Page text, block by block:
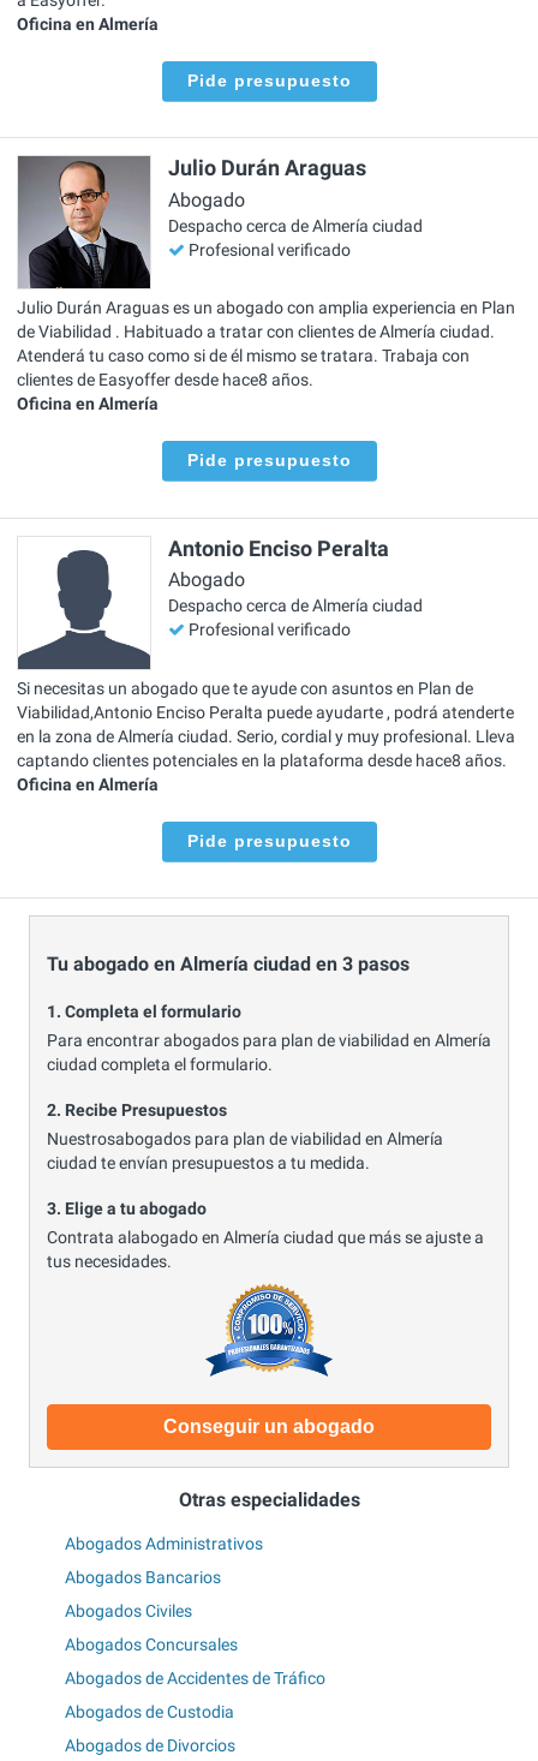
Oficina en Almería
Pide presupuesto
Julio Durán Araguas
Abogado
Despacho cerca de Almería ciudad
Profesional verificado
Julio Durán Araguas es un abogado con amplia experiencia en Plan
de Viabilidad . Habituado a tratar con clientes de Almería ciudad.
Atenderá tu caso como si de él mismo se tratara. Trabaja con
clientes de Easyoffer desde hace8 años.
Oficina en Almería
Pide presupuesto
Antonio Enciso Peralta
Abogado
Despacho cerca de Almería ciudad
Profesional verificado
Si necesitas un abogado que te ayude con asuntos en Plan de
Viabilidad,Antonio Enciso Peralta puede ayudarte , podrá atenderte
en la zona de Almería ciudad. Serio, cordial y muy profesional. Lleva
captando clientes potenciales en la plataforma desde hace8 años.
Oficina en Almería
Pide presupuesto
Tu abogado en Almería ciudad en 3 pasos
1. Completa el formulario
Para encontrar abogados para plan de viabilidad en Almería
ciudad completa el formulario.
2. Recibe Presupuestos
Nuestrosabogados para plan de viabilidad en Almería
ciudad te envían presupuestos a tu medida.
3. Elige a tu abogado
Contrata alabogado en Almería ciudad que más se ajuste a
tus necesidades.
Conseguir un abogado
Otras especialidades
Abogados Administrativos
Abogados Bancarios
Abogados Civiles
Abogados Concursales
Abogados de Accidentes de Tráfico
Abogados de Custodia
Abogados de Divorcios